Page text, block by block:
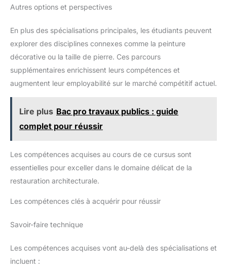
Autres options et perspectives
En plus des spécialisations principales, les étudiants peuvent
explorer des disciplines connexes comme la peinture
décorative ou la taille de pierre. Ces parcours
supplémentaires enrichissent leurs compétences et
augmentent leur employabilité sur le marché compétitif actuel.
Lire plus Bac pro travaux publics : guide
complet pour réussir
Les compétences acquises au cours de ce cursus sont
essentielles pour exceller dans le domaine délicat de la
restauration architecturale.
Les compétences clés à acquérir pour réussir
Savoir-faire technique
Les compétences acquises vont au-delà des spécialisations et
incluent :